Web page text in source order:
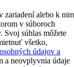
zariadení alebo k nim
v súboroch
Svoj súhlas môžete
všetko,
údajov a
a neovplyvnia údaje